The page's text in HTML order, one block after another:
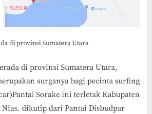
di provinsi Sumatera Utara
di provinsi Sumatera Utara,
surganya bagi pecinta surfing
Sorake ini terletak Kabupaten
Nias. dikutip dari Pantai Disbudpar